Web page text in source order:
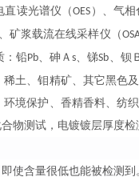
直读光谱仪（OES ）、气相
矿浆载流在线采样仪（
：铅Pb、砷Ａs、锑Sb、钡
土、钼精矿、其它黑色
境保护、 香精香料、纺
物测试，电镀镀层厚度检
使含量很低也能被检测到